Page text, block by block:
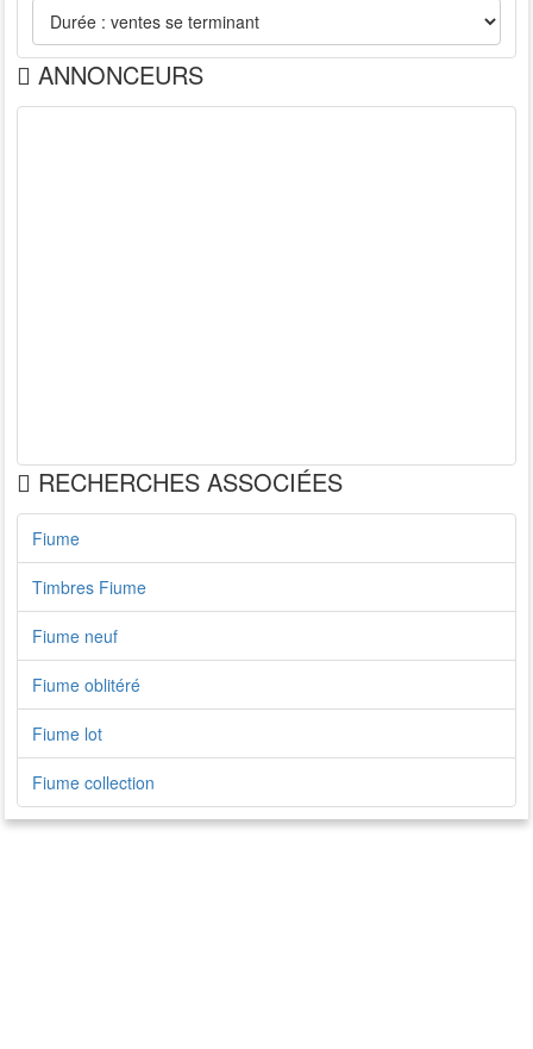
ANNONCEURS
RECHERCHES ASSOCIÉES
Fiume
Timbres Fiume
Fiume neuf
Fiume oblitéré
Fiume lot
Fiume collection